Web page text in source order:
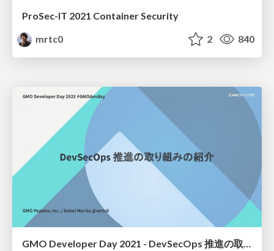
ProSec-IT 2021 Container Security
mrtc0
2 840